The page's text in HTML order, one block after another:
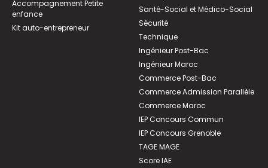
Accompagnement Petite
enfance
Kit auto-entrepreneur
Santé-Social et Médico-Social
Sécurité
Technique
Ingénieur Post-Bac
Ingénieur Maroc
Commerce Post-Bac
Commerce Admission Parallèle
Commerce Maroc
IEP Concours Commun
IEP Concours Grenoble
TAGE MAGE
Score IAE